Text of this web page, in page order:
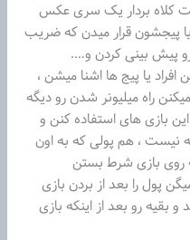
کلاه بردار یک سری عکس
پیجشون قرار میدن که ضریب
پیش بینی کردن و….
افراد یا پیج ها اشنا میشن ،
راه میلیونر شدن رو دیگه
بازی های استفاده کنن و
، هم پولی که به اون
روی بازی شرط بستن
پول را بعد از بردن بازی
بقیه رو بعد از اینکه بازی